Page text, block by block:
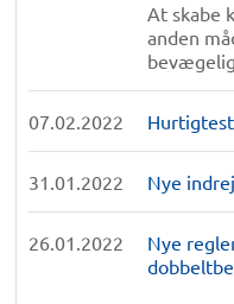
At skabe
anden
07.02.2022
31.01.2022 Nye
26.01.2022
Nye